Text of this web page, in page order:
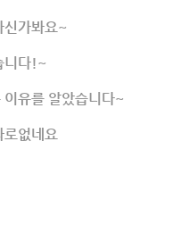
신가봐요~
니다!~
유를 알았습니다~
로없네요